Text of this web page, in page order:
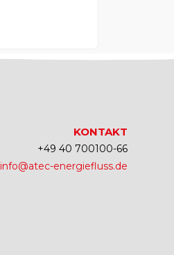
KONTAKT
+49 40 700100-66
info@atec-energiefluss.de